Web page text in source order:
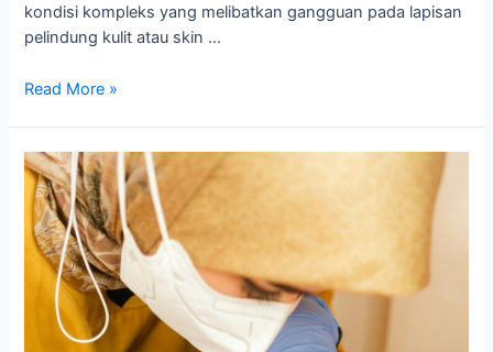
kondisi kompleks yang melibatkan gangguan pada lapisan
pelindung kulit atau skin …
Read More »